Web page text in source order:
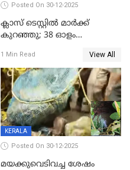
Posted On 30-12-2025
ക്ലാസ് ടെസ്റ്റിൽ മാർക്ക്
കുറഞ്ഞു; 38 ഓളം
സെന്ററിലെ അധ്യാപകന്‍
മർദിച്ചതായി പരാതി
1 Min Read View All
KERALA
Posted On 30-12-2025
മയക്കുവെടിവച്ച ശേഷം